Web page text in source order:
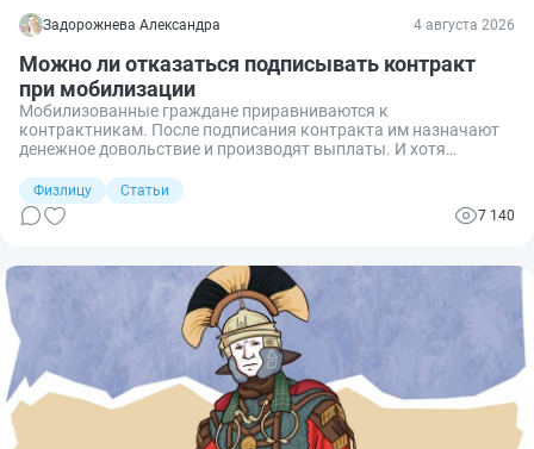
Задорожнева Александра 4 августа 2026
Можно ли отказаться подписывать контракт
при мобилизации
Мобилизованные граждане приравниваются к
контрактникам. После подписания контракта им назначают
денежное довольствие и производят выплаты. И хотя
служить в ВС РФ, за отказ от подписания контракта по
мобилизации ответственность еще не ввели.
Физлицу
Статьи
7 140